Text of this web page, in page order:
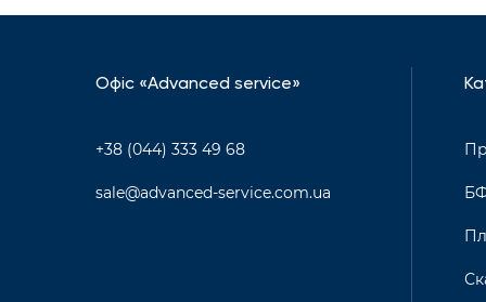
Офіс «Advanced service»
+38 (044) 333 49 68
sale@advanced-service.com.ua